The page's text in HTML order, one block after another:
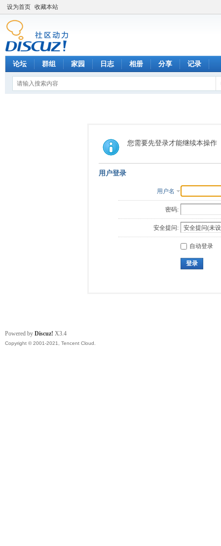
设为首页 收藏本站
论坛 群组 家园 日志 相册 分享 记录
您需要先登录才能继续本操作
用户登录
用户名
密码:
安全提问:
自动登录
登录
Powered by Discuz! X3.4
Copyright © 2001-2021, Tencent Cloud.